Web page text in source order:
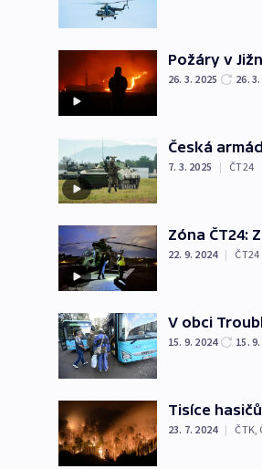
Požáry v
26. 3. 2025 26.
Česká
7. 3. 2025 | ČT24
Zóna ČT24:
22. 9. 2024 | ČT24
V obci
15. 9. 2024 15.
Tisíce
23. 7. 2024 | ČTK,